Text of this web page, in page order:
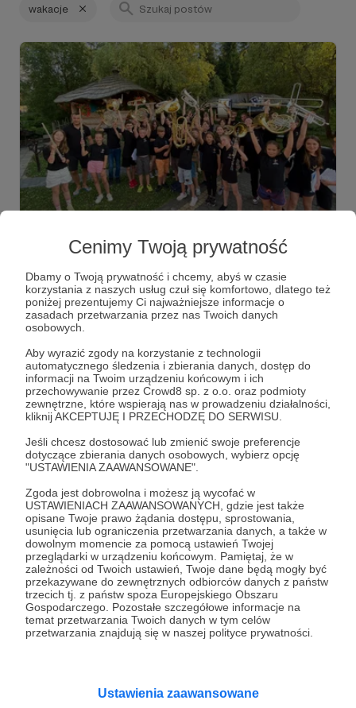
Cenimy Twoją prywatność
Dbamy o Twoją prywatność i chcemy, abyś w czasie
korzystania z naszych usług czuł się komfortowo, dlatego też
poniżej prezentujemy Ci najważniejsze informacje o
zasadach przetwarzania przez nas Twoich danych
osobowych.
Aby wyrazić zgody na korzystanie z technologii
automatycznego śledzenia i zbierania danych, dostęp do
informacji na Twoim urządzeniu końcowym i ich
przechowywanie przez Crowd8 sp. z o.o. oraz podmioty
zewnętrzne, które wspierają nas w prowadzeniu działalności,
kliknij AKCEPTUJĘ I PRZECHODZĘ DO SERWISU.
Jeśli chcesz dostosować lub zmienić swoje preferencje
dotyczące zbierania danych osobowych, wybierz opcję
"USTAWIENIA ZAAWANSOWANE".
Zgoda jest dobrowolna i możesz ją wycofać w
USTAWIENIACH ZAAWANSOWANYCH, gdzie jest także
opisane Twoje prawo żądania dostępu, sprostowania,
usunięcia lub ograniczenia przetwarzania danych, a także w
dowolnym momencie za pomocą ustawień Twojej
przeglądarki w urządzeniu końcowym. Pamiętaj, że w
zależności od Twoich ustawień, Twoje dane będą mogły być
przekazywane do zewnętrznych odbiorców danych z państw
trzecich tj. z państw spoza Europejskiego Obszaru
Gospodarczego. Pozostałe szczegółowe informacje na
temat przetwarzania Twoich danych w tym celów
przetwarzania znajdują się w naszej polityce prywatności.
Ustawienia zaawansowane
wakacje
25.07.2022 Brak komentarzy
Wakacje z muzyką w tle
Na początku lipca nasze pociechy pojechały na kolonię
"Wakacje z muzyką w tle"
wyjazd kolonia wakacje
Dołącz do grona Patronów!
Wesprzyj działalność AutoraOrkiestra Wieniawajuż
teraz!
Zostań Patronem